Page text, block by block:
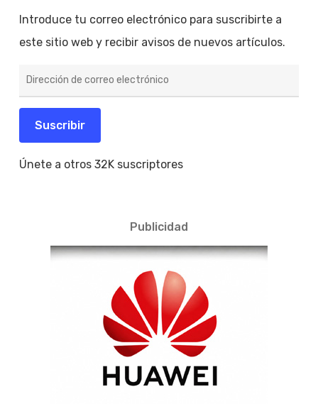
Introduce tu correo electrónico para suscribirte a
este sitio web y recibir avisos de nuevos artículos.
de
electrónico
Suscribir
Únete a otros 32K suscriptores
Publicidad